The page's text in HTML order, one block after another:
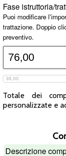
Fase istruttoria/
Puoi modificare
trattazione. Doppio
preventivo.
38,00
Totale dei
personalizzate e
Descrizione